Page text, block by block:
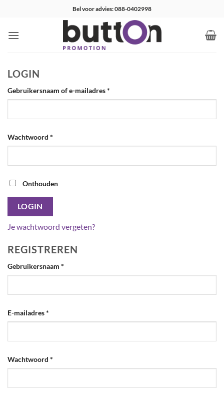
inhoud
Bel voor advies: 088-0402998
LOGIN
Gebruikersnaam of e-mailadres*
Wachtwoord *
Onthouden
LOGIN
Je wachtwoord vergeten?
REGISTREREN
Gebruikersnaam *
E-mailadres*
Wachtwoord *